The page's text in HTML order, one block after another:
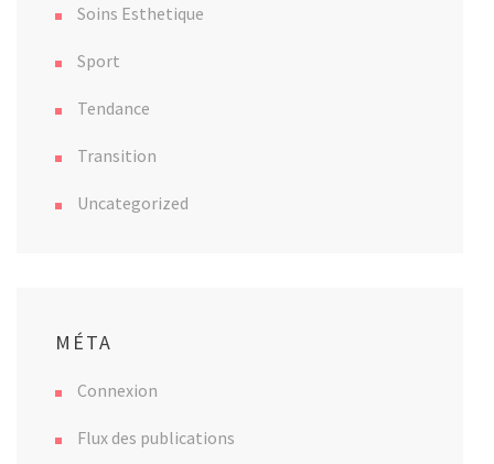
Soins Esthetique
Sport
Tendance
Transition
Uncategorized
MÉTA
Connexion
Flux des publications